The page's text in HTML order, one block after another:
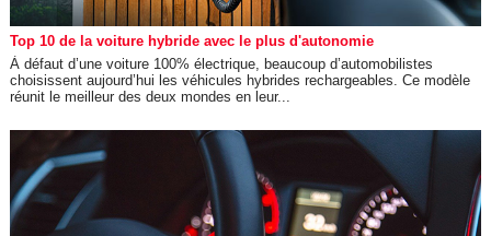
Top 10 de la voiture hybride avec le plus d'autonomie
À défaut d’une voiture 100% électrique, beaucoup d’automobilistes
choisissent aujourd’hui les véhicules hybrides rechargeables. Ce modèle
réunit le meilleur des deux mondes en leur...